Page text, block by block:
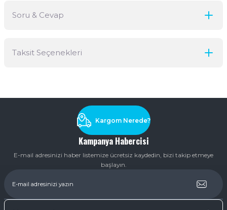
Soru & Cevap
Taksit Seçenekleri
Kampanya Habercisi
E-mail adresinizi haber listemize ücretsiz kaydedin, bizi takip etmeye
başlayın.
Kargom Nerede?